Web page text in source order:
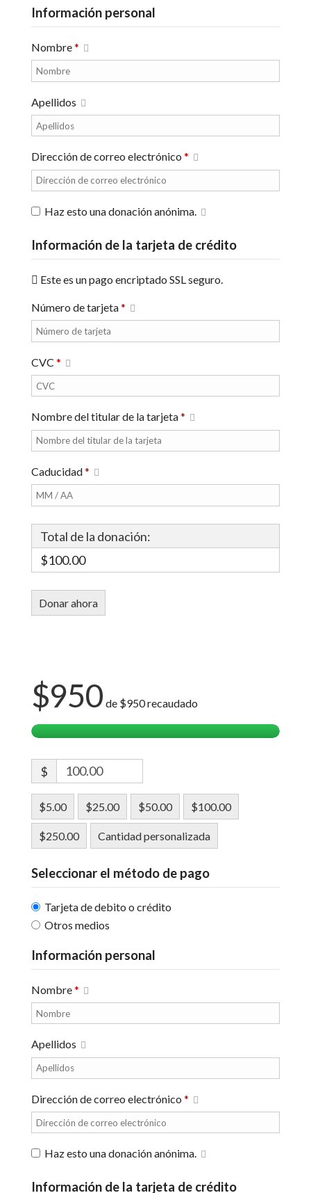
Información personal
Nombre*
Apellidos
Dirección de correo electrónico *
Haz esto una donación anónima.
Información de la tarjeta de crédito
Este es un pago encriptado SSL seguro.
Número de tarjeta*
CVC *
Nombre del titular de la tarjeta*
Caducidad*
Total de la donación:
$100.00
$950 de $950recaudado
$
$5.00 $25.00 $50.00 $100.00
$250.00 Cantidad personalizada
Seleccionar el método de pago
Tarjeta de debito o crédito
Otros medios
Información personal
Nombre*
Apellidos
Dirección de correo electrónico *
Haz esto una donación anónima.
Información de la tarjeta de crédito